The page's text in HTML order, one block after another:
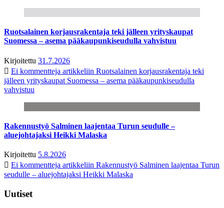
Ruotsalainen korjausrakentaja teki jälleen yrityskaupat
Suomessa – asema pääkaupunkiseudulla vahvistuu
Kirjoitettu 31.7.2026
Ei kommentteja artikkeliin Ruotsalainen korjausrakentaja teki
jälleen yrityskaupat Suomessa – asema pääkaupunkiseudulla
vahvistuu
Rakennustyö Salminen laajentaa Turun seudulle –
aluejohtajaksi Heikki Malaska
Kirjoitettu 5.8.2026
Ei kommentteja artikkeliin Rakennustyö Salminen laajentaa Turun
seudulle – aluejohtajaksi Heikki Malaska
Uutiset